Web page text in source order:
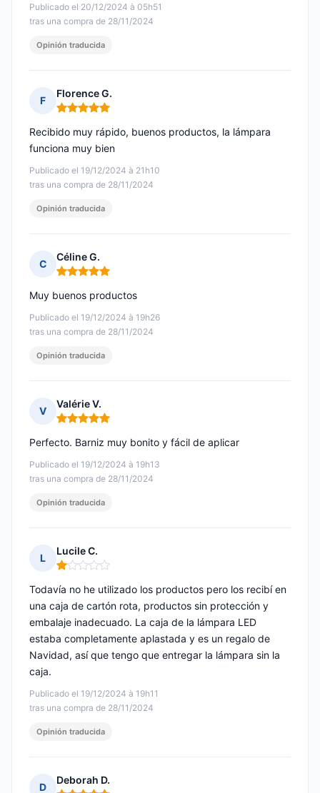
Publicado el 20/12/2024 à 05h51
tras una compra de 28/11/2024
Opinión traducida
F
Florence G.
Nota: 5 de 5
Publicado el 19/12/2024 à 21h10
tras una compra de 28/11/2024
Recibido muy rápido, buenos productos, la lámpara
funciona muy bien
Opinión traducida
C
Céline G.
Nota: 5 de 5
Publicado el 19/12/2024 à 19h26
tras una compra de 28/11/2024
Muy buenos productos
Opinión traducida
V
Valérie V.
Nota: 5 de 5
Publicado el 19/12/2024 à 19h13
tras una compra de 28/11/2024
Perfecto. Barniz muy bonito y fácil de aplicar
Opinión traducida
L
Lucile C.
Nota: 1 de 5
Publicado el 19/12/2024 à 19h11
tras una compra de 28/11/2024
Todavía no he utilizado los productos pero los recibí en
una caja de cartón rota, productos sin protección y
embalaje inadecuado. La caja de la lámpara LED
estaba completamente aplastada y es un regalo de
Navidad, así que tengo que entregar la lámpara sin la
caja.
Opinión traducida
D
Deborah D.